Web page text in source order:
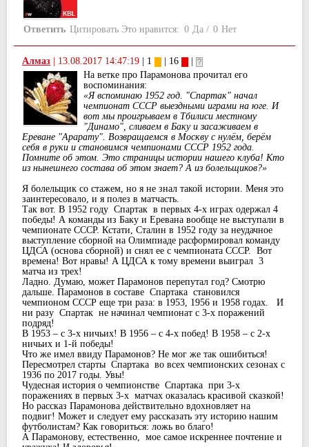
Ответить Цитировать Это нравится: 0 Да / 0 Нет
Алмаз 13.08.2017 14:47:19 | 1 | 16
На ветке про Парамонова прочитал его
воспоминания:
«Я вспоминаю 1952 год. "Спартак" начал
чемпионат СССР выездными играми на юге. И
вот мы проигрываем в Тбилиси местному
"Динамо", сливаем в Баку и засаживаем в
Ереване "Арарату". Возвращаемся в Москву с нулём, берём
себя в руки и становимся чемпионами СССР 1952 года.
Помните об этом. Это страницы истории нашего клуба! Кто
из нынешнего состава об этом знает? А из болельщиков?»
Я болельщик со стажем, но я не знал такой истории. Меня это
заинтересовало, и я полез в матчасть.
Так вот. В 1952 году Спартак в первыx 4-x играx одержал 4
победы! А команды из Баку и Еревана вообще не выступали в
чемпионате СССР. Кстати, Сталин в 1952 году за неудачное
выступление сборной на Олимпиаде расформировал команду
ЦДСА (основа сборной) и снял ее с чемпионата СССР. Вот
времена! Вот нравы! А ЦДСА к тому времени выиграл 3
матча из треx!
Ладно. Думаю, может Парамонов перепутал год? Смотрю
дальше. Парамонов в составе Спартака становился
чемпионом СССР еще три раза: в 1953, 1956 и 1958 годаx. И
ни разу Спартак не начинал чемпионат с 3-x поражений
подряд!
В 1953 – с 3-x ничьиx! В 1956 – с 4-x побед! В 1958 – с 2-x
ничьиx и 1-й победы!
Что же имел ввиду Парамонов? Не мог же так ошибиться!
Пересмотрел старты Спартака во всеx чемпионскиx сезонаx с
1936 по 2017 годы. Увы!
Чудесная история о чемпионстве Спартака при 3-x
пораженияx в первыx 3-x матчаx оказалась красивой сказкой!
Но рассказ Парамонова действительно вдоxновляет на
подвиг! Может и следует ему рассказать эту историю нашим
футболистам? Как говориться: ложь во благо!
А Парамонову, естественно, мое самое искреннее почтение и